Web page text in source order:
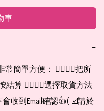
車
−
結算 👉🏻👉🏻選擇取貨方法
收到Email確認👍( ☑️請於